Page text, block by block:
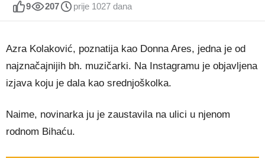
9 207 prije 1027 dana
Azra Kolaković, poznatija kao Donna Ares, jedna je od
najznačajnijih bh. muzičarki. Na Instagramu je objavljena
izjava koju je dala kao srednjoškolka.
Naime, novinarka ju je zaustavila na ulici u njenom
rodnom Bihaću.